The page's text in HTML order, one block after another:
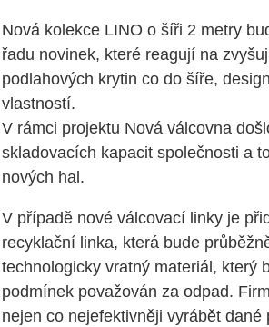
Nová kolekce LINO o šíři 2 metry
řadu novinek, které reagují na
podlahových krytin co do šíře,
vlastností.
V rámci projektu Nová válcovna
skladovacích kapacit společnosti a
nových hal.
V případě nové válcovací linky je
recyklační linka, která bude
technologicky vratný materiál, který
podmínek považován za odpad.
nejen co nejefektivněji vyrábět dané